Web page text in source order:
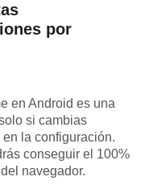
por
en Android es una
si cambias
la configuración.
conseguir el 100%
navegador.